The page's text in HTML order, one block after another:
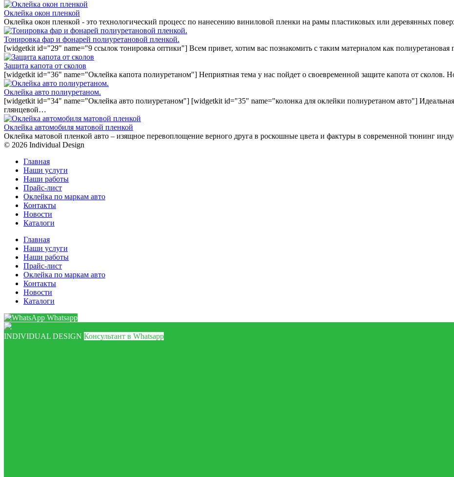
Оклейка окон пленкой
Оклейка окон пленкой - это технологический процесс по нанесению виниловой пленки на рамы пластиковых или деревянных
Тонировка фар и фонарей полиуретановой пленкой.
[widgetkit id="29" name="9 ссылок тонировка оптики"] Всем привет, хотим вас познакомить с таким материалом как
Защита капота от сколов
[widgetkit id="36" name="Оклейка капота полиуретаном"] Неприятная тема у нас пойдет о своевременной защите капота от
Оклейка авто полиуретаном.
[widgetkit id="34" name="Оклейка авто полиуретаном"] [widgetkit id="35" name="колонка для оклейки полиуретаном авто"]
глянцевой…
Оклейка автомобиля матовой пленкой
Оклейка матовой пленкой авто – изящное перевоплощение верного друга в роскошные цвета и фактуры в современной тюнинг
© 2026 Individual Design
Главная
Наши услуги
Наши работы
Прайс-лист
Оклейка по маркам авто
Контакты
Новости
Каталоги
Главная
Наши услуги
Наши работы
Прайс-лист
Оклейка по маркам авто
Контакты
Новости
Каталоги
Whatsapp
INDIVIDUAL DESIGN Консультант в Whatsapp